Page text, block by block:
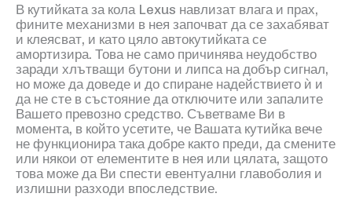
В кутийката за кола Lexus навлизат влага и прах,
фините механизми в нея започват да се захабяват
и клеясват, и като цяло автокутийката се
амортизира. Това не само причинява неудобство
заради хлътващи бутони и липса на добър сигнал,
но може да доведе и до спиране надействието ѝ и
да не сте в състояние да отключите или запалите
Вашето превозно средство. Съветваме Ви в
момента, в който усетите, че Вашата кутийка вече
не функционира така добре както преди, да смените
или някои от елементите в нея или цялата, защото
това може да Ви спести евентуални главоболия и
излишни разходи впоследствие.